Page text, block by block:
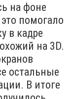
на фоне
помогало
в кадре
на 3D.
остальные
В итоге